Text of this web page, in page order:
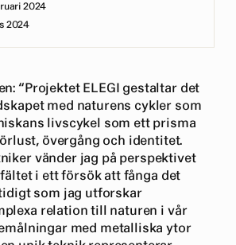
2024
2024
“Projektet ELEGI gestaltar det
med naturens cykler som
livscykel som ett prisma
övergång och identitet.
vänder jag på perspektivet
i ett försök att fånga det
som jag utforskar
relation till naturen i vår
med metalliska ytor